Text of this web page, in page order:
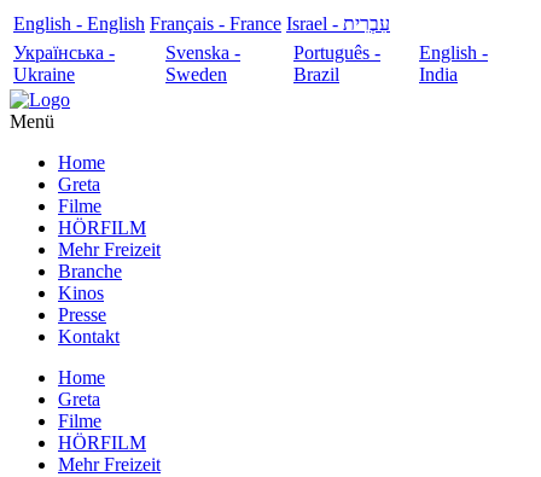
English - English Français - France
עִבְרִית - Israel
Українська -
Ukraine
Svenska -
Sweden
Português -
Brazil
English -
India
Menü
Home
Greta
Filme
HÖRFILM
Mehr Freizeit
Branche
Kinos
Presse
Kontakt
Home
Greta
Filme
HÖRFILM
Mehr Freizeit